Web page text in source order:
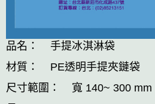
品名： 手提冰淇淋袋
材質： PE透明手提夾鏈袋
尺寸範圍： 寬 140~ 300 mm